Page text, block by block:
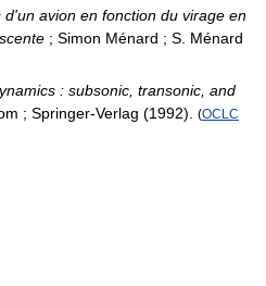
avion en fonction du virage en
; Simon Ménard ; S. Ménard
: subsonic, transonic, and
; Springer-Verlag (1992). (OCLC